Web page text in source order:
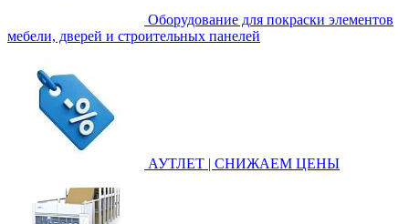
Оборудование для покраски элементов
мебели, дверей и строительных панелей
АУТЛЕТ | СНИЖАЕМ ЦЕНЫ